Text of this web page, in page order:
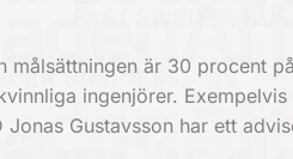
är 30 procent
ingenjörer. Exempelvis
Gustavsson har ett